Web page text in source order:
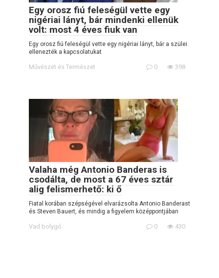
Egy orosz fiú feleségül vette egy
nigériai lányt, bár mindenki ellenük
volt: most 4 éves fiuk van
Egy orosz fiú feleségül vette egy nigériai lányt, bár a szülei
ellenezték a kapcsolatukat
Művészet és Természet 0 398
Valaha még Antonio Banderas is
csodálta, de most a 67 éves sztár
alig felismerhető: ki ő
Fiatal korában szépségével elvarázsolta Antonio Banderast
és Steven Bauert, és mindig a figyelem középpontjában
Vad bolygó 0 430